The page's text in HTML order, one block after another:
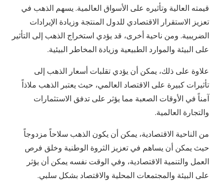
قيمته العالية وتأثيره على الأسواق العالمية. يسهم الذهب في
تعزيز الاستقرار الاقتصادي للدول المنتجة وزيادة الإيرادات
الضريبية. ومن ناحية أخرى، قد يؤدي استخراج الذهب إلى التأثير
على البيئة والموارد الطبيعية وزيادة المخاطر البيئية.
علاوة على ذلك، يمكن أن يؤدي تقلبات أسعار الذهب إلى
تأثيرات كبيرة على الاقتصاد العالمي، حيث يعتبر الذهب ملاذاً
آمناً في الأوقات الصعبة مما يؤثر على تدفق الاستثمارات
والتجارة العالمية.
من الناحية الاقتصادية، يمكن أن يكون الذهب سلاحاً مزدوجاً
حيث يمكن أن يساهم في تعزيز الثروة الوطنية وخلق فرص
العمل والتنمية الاقتصادية، وفي الوقت نفسه يمكن أن يؤثر
على البيئة والمجتمعات المحلية والاقتصاد بشكل سلبي.